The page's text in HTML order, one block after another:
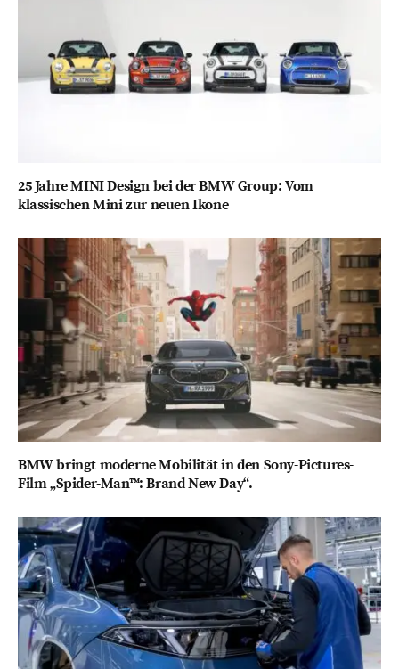
25 Jahre MINI Design bei der BMW Group: Vom
klassischen Mini zur neuen Ikone
BMW bringt moderne Mobilität in den Sony-Pictures-
Film „Spider-Man™: Brand New Day“.